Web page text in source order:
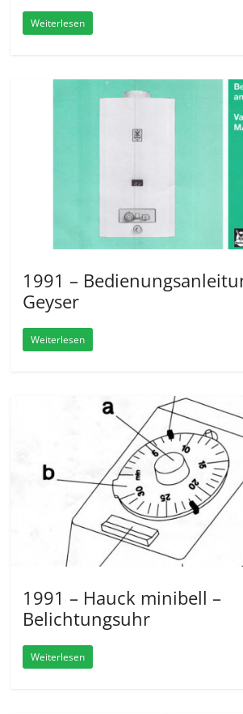
Weiterlesen
1991 –
Geyser
Weiterlesen
1991 – Hauck minibell –
Belichtungsuhr
Weiterlesen